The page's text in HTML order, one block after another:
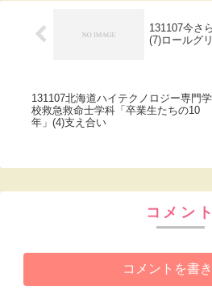
131107今さ
(7)ロールグ
131107北海道ハイテクノロジー専門学
校救急救命士学科「卒業生たちの10
年」(4)支え合い
コメント
コメントを書